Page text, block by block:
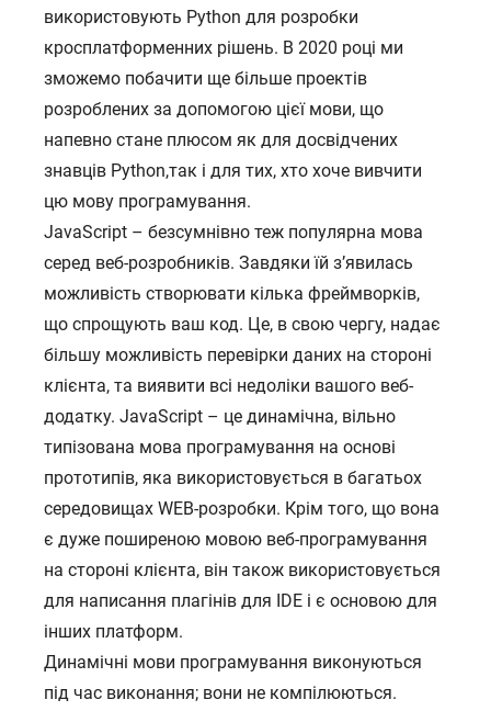
використовують Python для розробки
кросплатформенних рішень. В 2020 році ми
зможемо побачити ще більше проектів
розроблених за допомогою цієї мови, що
напевно стане плюсом як для досвідчених
знавців Python,так і для тих, хто хоче вивчити
цю мову програмування.
JavaScript – безсумнівно теж популярна мова
серед веб-розробників. Завдяки їй з’явилась
можливість створювати кілька фреймворків,
що спрощують ваш код. Це, в свою чергу, надає
більшу можливість перевірки даних на стороні
клієнта, та виявити всі недоліки вашого веб-
додатку. JavaScript – це динамічна, вільно
типізована мова програмування на основі
прототипів, яка використовується в багатьох
середовищах WEB-розробки. Крім того, що вона
є дуже поширеною мовою веб-програмування
на стороні клієнта, він також використовується
для написання плагінів для IDE і є основою для
інших платформ.
Динамічні мови програмування виконуються
під час виконання; вони не компілюються.